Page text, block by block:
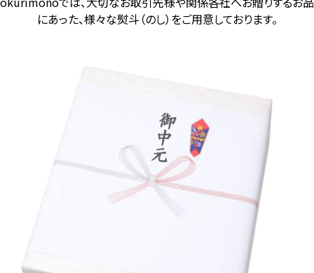
にあった、様々な熨斗（のし）をご用意しております。